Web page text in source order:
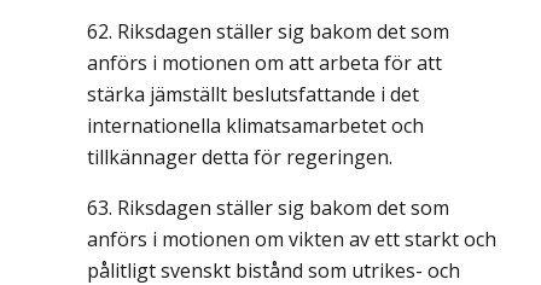
Riksdagen ställer sig bakom det som
anförs i motionen om att arbeta för att
stärka jämställt beslutsfattande i det
internationella klimatsamarbetet och
tillkännager detta för regeringen.
Riksdagen ställer sig bakom det som
anförs i motionen om vikten av ett starkt och
pålitligt svenskt bistånd som utrikes- och